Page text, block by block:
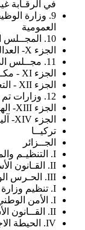
في الرقـابة
9. وزارة
العمومية
10. المجــلس الأمــن القومي
الجزء X- العدالة الانتقالية وإصلاح قطاع الأمن
11. مجــلس الدفــاع الوطنــي
الجزء XI - مكــافحة الفســـاد
الجزء XII - التعـاون الدولي في قطـاعي الأمـن والدفاع
12. وزارات تم حذفها
الجزء XIII- الهجرة والتنقل
الجزء XIV- آليات حماية حقـوق الإنسـان
تركيــا
الجــزائر
I. التنظيـم والمهـام
II. القـانون الأسـاسي للأعـوان
III. الحـرس الوطـني
I. تنظيم وزارة حقوق الإنسان والعدالة الانتقالية
I. الأمن الوطني والشرطة الوطنية
II. القــانون الأســاسي الخــاص
IV. الحيطة الاجتمــاعية